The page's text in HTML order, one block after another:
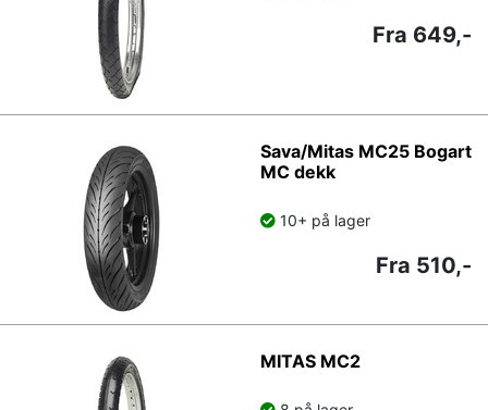
Fra 649,-
Sava/Mitas MC25 Bogart
MC dekk
10+ på lager
Fra 510,-
MITAS MC2